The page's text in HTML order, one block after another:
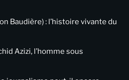
Baudière) : l’histoire vivante du
Azizi, l’homme sous